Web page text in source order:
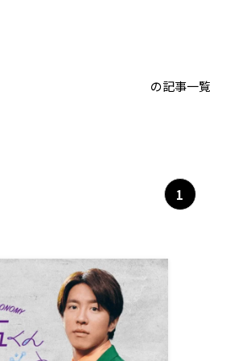
の記事一覧
1